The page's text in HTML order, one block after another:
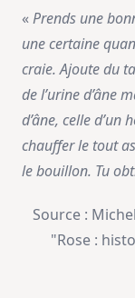
«Prends une
une certaine
craie. Ajoute du
de l’urine d’âne
d’âne, celle d’un
chauffer le tout
le bouillon. Tu
Source :
"Rose :